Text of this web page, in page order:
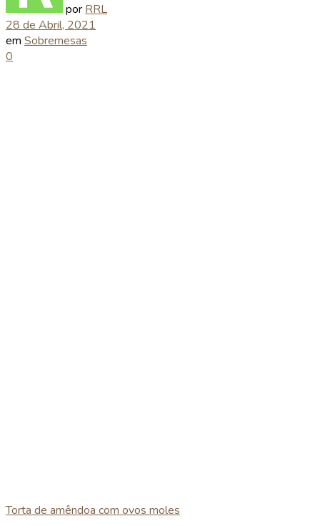
por RRL
28 de Abril, 2021
em Sobremesas
0
Torta de amêndoa com ovos moles